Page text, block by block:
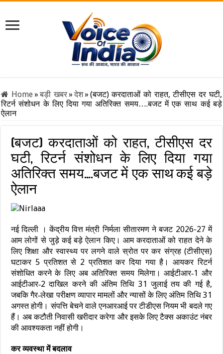
Home» बड़ी खबर»देश» (बजट) करदाताओं को राहत, टीसीएस दर घटी,
रिटर्न संशोधन के लिए दिया गया अतिरिक्त समय….बजट में एक साथ कई बड़े
ऐलान
(बजट) करदाताओं को राहत, टीसीएस दर
घटी, रिटर्न संशोधन के लिए दिया गया
अतिरिक्त समय….बजट में एक साथ कई बड़े
ऐलान
नई दिल्ली । केंद्रीय वित्त मंत्री निर्मला सीतारमण ने बजट 2026-27 में
आम लोगों से जुड़े कई बड़े ऐलान किए। आम करदाताओं को राहत देने के
लिए शिक्षा और स्वास्थ्य पर लगने वाले स्रोत पर कर संग्रह (टीसीएस)
घटाकर 5 प्रतिशत से 2 प्रतिशत कर दिया गया है। आयकर रिटर्न
संशोधित करने के लिए अब अतिरिक्त समय मिलेगा। आईटीआर‑1 और
आईटीआर‑2 दाखिल करने की अंतिम तिथि 31 जुलाई तय की गई है,
जबकि गैर‑लेखा परीक्षण व्यापार मामलों और न्यासों के लिए अंतिम तिथि 31
अगस्त होगी। संपत्ति बेचने वाले एनआरआई पर टीडीएस नियम भी बदले गए
हैं। अब कटौती निवासी खरीदार करेगा और इसके लिए टैक्स अकाउंट नंबर
की आवश्यकता नहीं होगी।
कर व्यवस्था में बदलाव